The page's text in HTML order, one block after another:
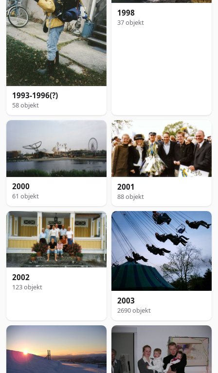
1993-1996(?)
58 objekt
1998
37 objekt
2000
61 objekt
2001
88 objekt
2002
123 objekt
2003
2690 objekt